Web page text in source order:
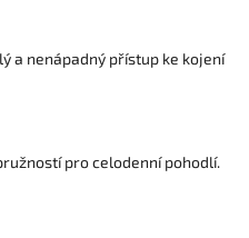
a nenápadný přístup ke kojení
pro celodenní pohodlí.